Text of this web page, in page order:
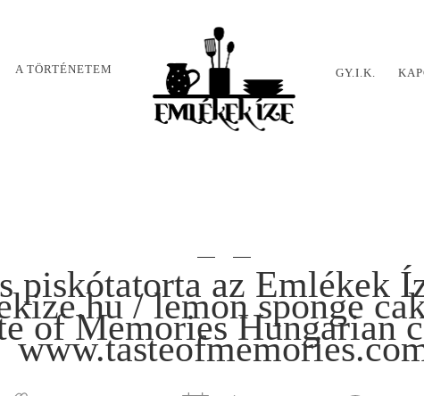
A TÖRTÉNETEM GY.I.K.
piskótatorta az Emlékek
/ lemon sponge
of Memories Hungarian